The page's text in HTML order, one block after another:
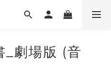
_劇場版 (音